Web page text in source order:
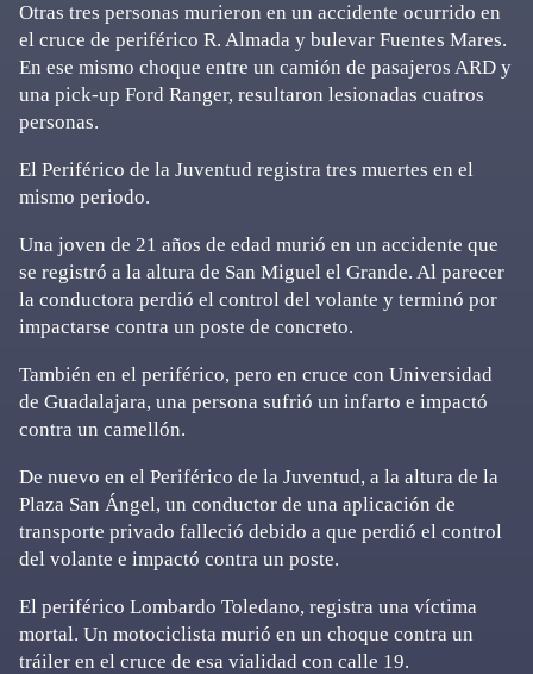
Otras tres personas murieron en un accidente ocurrido en
el cruce de periférico R. Almada y bulevar Fuentes Mares.
En ese mismo choque entre un camión de pasajeros ARD y
una pick-up Ford Ranger, resultaron lesionadas cuatros
personas.
El Periférico de la Juventud registra tres muertes en el
mismo periodo.
Una joven de 21 años de edad murió en un accidente que
se registró a la altura de San Miguel el Grande. Al parecer
la conductora perdió el control del volante y terminó por
impactarse contra un poste de concreto.
También en el periférico, pero en cruce con Universidad
de Guadalajara, una persona sufrió un infarto e impactó
contra un camellón.
De nuevo en el Periférico de la Juventud, a la altura de la
Plaza San Ángel, un conductor de una aplicación de
transporte privado falleció debido a que perdió el control
del volante e impactó contra un poste.
El periférico Lombardo Toledano, registra una víctima
mortal. Un motociclista murió en un choque contra un
tráiler en el cruce de esa vialidad con calle 19.